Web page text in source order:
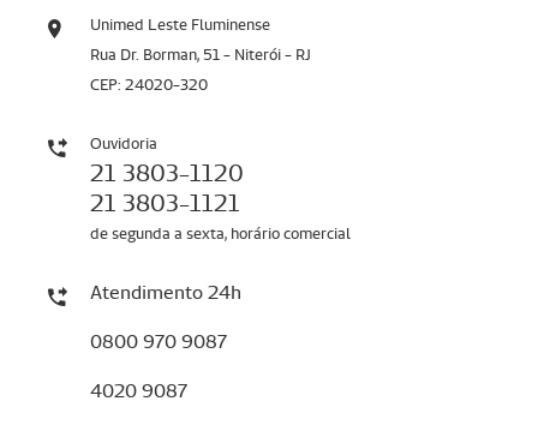
Unimed Leste Fluminense
Rua Dr. Borman, 51 - Niterói - RJ
CEP: 24020-320
Ouvidoria
21 3803-1120
21 3803-1121
de segunda a sexta, horário comercial
Atendimento 24h
0800 970 9087
4020 9087